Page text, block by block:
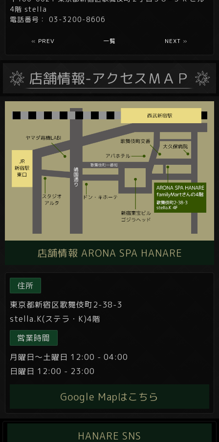
4階 stella
電話番号： 03-3200-8606
« PREV 一覧 NEXT »
店舗情報 ARONA SPA HANARE
住所
東京都新宿区歌舞伎町2-38-3
stella.K(ステラ・K)4階
営業時間
月曜日～土曜日 12:00 - 04:00
日曜日 12:00 - 23:00
Google Mapはこちら
HANARE SNS